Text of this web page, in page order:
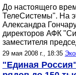
До настоящего
ТелеСистемы". На
Александра
директоров АФК
заместителя
29 мая 2008 г., 18:35
"Единая